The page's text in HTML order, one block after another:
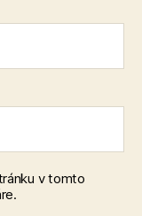
v tomto